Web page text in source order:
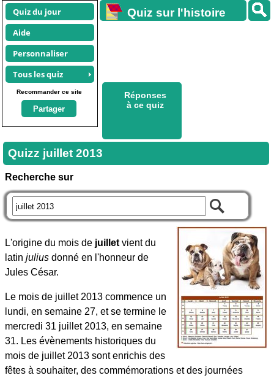
Quiz du jour
Aide
Personnaliser
Tous les quiz
Recommander ce site
Partager
Quiz sur l'histoire
Réponses
à ce quiz
Quizz juillet 2013
Recherche sur
L'origine du mois de juillet vient du
latin julius donné en l'honneur de
Jules César.
Le mois de juillet 2013 commence un
lundi, en semaine 27, et se termine le
mercredi 31 juillet 2013, en semaine
31. Les évènements historiques du
mois de juillet 2013 sont enrichis des
fêtes à souhaiter, des commémorations et des journées